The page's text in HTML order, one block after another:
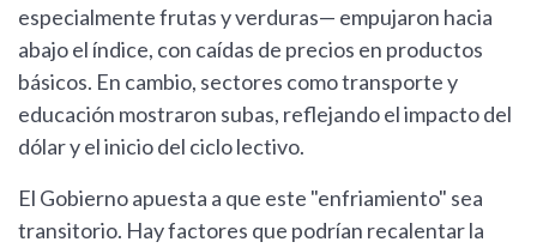
especialmente frutas y verduras— empujaron hacia
abajo el índice, con caídas de precios en productos
básicos. En cambio, sectores como transporte y
educación mostraron subas, reflejando el impacto del
dólar y el inicio del ciclo lectivo.
El Gobierno apuesta a que este "enfriamiento" sea
transitorio. Hay factores que podrían recalentar la